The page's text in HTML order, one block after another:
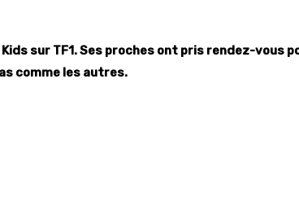
sur TF1. Ses proches ont pris rendez-vous
comme les autres.